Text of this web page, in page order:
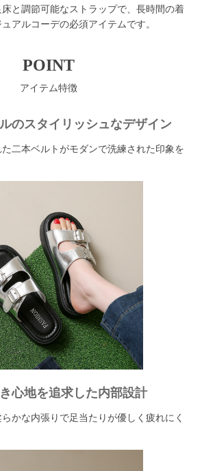
と調節可能なストラップで、長時間の着
アルコーデの必須アイテムです。
POINT
アイテム特徴
のスタイリッシュなデザイン
二本ベルトがモダンで洗練された印象を
心地を追求した内部設計
かな内張りで足当たりが優しく疲れにく